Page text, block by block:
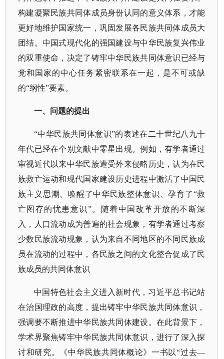
构建凝聚民族共同体成员身份认同的意义体系，才能
更好地维护国家统一，巩固发展各民族共同体成员大
团结。中国式现代化的强国建设与中华民族复兴伟业
的双重使命，决定了铸牢中华民族共同体意识已经与
党和国家的中心任务紧密联系在一起，是不可或缺
的“纲性”要素。
一、问题的提出
“中华民族共同体意识”的表述在二十世纪八九十
年代已经在个别文献中零星出现。例如，有学者通过
审视近代以来中华民族遭受外来侵略历史，认为在民
族救亡运动和现代国家建设历史进程中激活了中国民
族主义思潮、唤醒了中华民族整体意识、孕育了“救
亡图存的忧患意识”。随着中国改革开放的不断深
入，人口流动成为普遍的社会现象，有学者通过考察
少数民族流动现象，认为来自不同地区的不同民族成
员在流动的过程中，各民族之间的文化整合促成了民
族成员的共同体意识
中国特色社会主义进入新时代，习近平总书记站
在治国理政的高度，提出铸牢中华民族共同体意识，
强调要不断推进中华民族共同体建设。在此背景下，
学术界聚焦铸牢中华民族共同体意识，进行了深入探
讨和研究。
《中华民族共同体概论》一书以“过去—